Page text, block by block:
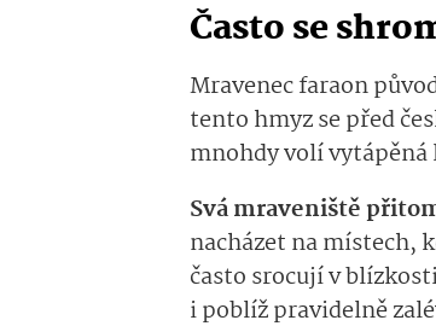
Často se
Mravenec faraon
tento hmyz se před
mnohdy volí
Svá mraveniště
nacházet na místech,
často srocují v
i poblíž pravidelně